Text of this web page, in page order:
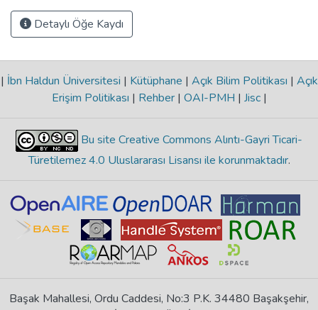
Detaylı Öğe Kaydı
| İbn Haldun Üniversitesi | Kütüphane | Açık Bilim Politikası | Açık
Erişim Politikası | Rehber | OAI-PMH | Jisc |
Bu site Creative Commons Alıntı-Gayri Ticari-
Türetilemez 4.0 Uluslararası Lisansı ile korunmaktadır.
Başak Mahallesi, Ordu Caddesi, No:3 P.K. 34480 Başakşehir,